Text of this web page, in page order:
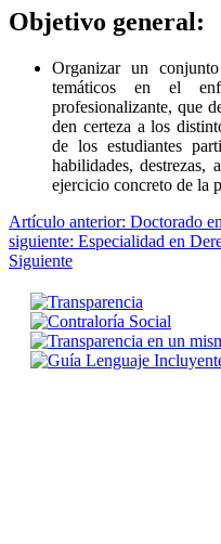
Objetivo general:
Organizar un
temáticos en el
profesionalizante, que
den certeza a los
de los estudiantes
habilidades, destrezas,
ejercicio concreto de la
Artículo anterior: Doctorado
siguiente: Especialidad en
Siguiente